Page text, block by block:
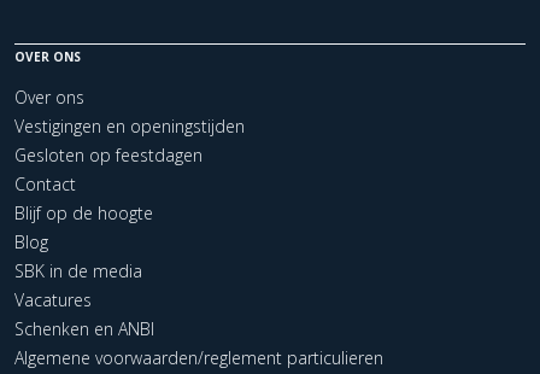
OVER ONS
Over ons
Vestigingen en openingstijden
Gesloten op feestdagen
Contact
Blijf op de hoogte
Blog
SBK in de media
Vacatures
Schenken en ANBI
Algemene voorwaarden/reglement particulieren